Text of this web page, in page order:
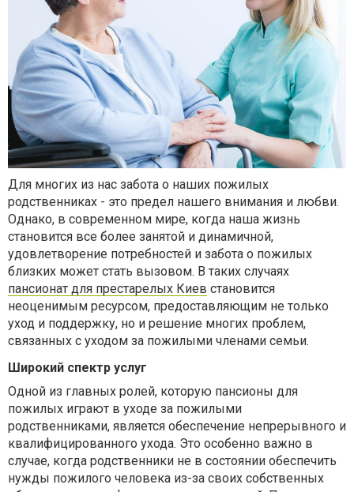
Для многих из нас забота о наших пожилых
родственниках - это предел нашего внимания и любви.
Однако, в современном мире, когда наша жизнь
становится все более занятой и динамичной,
удовлетворение потребностей и забота о пожилых
близких может стать вызовом. В таких случаях
пансионат для престарелых Киев становится
неоценимым ресурсом, предоставляющим не только
уход и поддержку, но и решение многих проблем,
связанных с уходом за пожилыми членами семьи.
Широкий спектр услуг
Одной из главных ролей, которую пансионы для
пожилых играют в уходе за пожилыми
родственниками, является обеспечение непрерывного и
квалифицированного ухода. Это особенно важно в
случае, когда родственники не в состоянии обеспечить
нужды пожилого человека из-за своих собственных